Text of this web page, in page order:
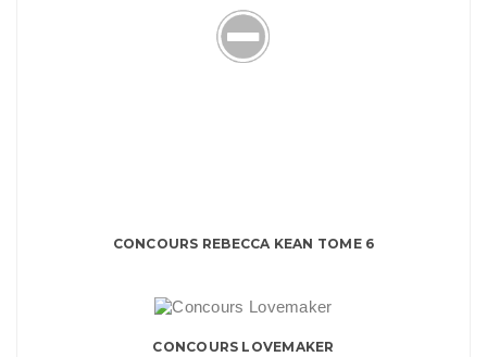
CONCOURS REBECCA KEAN TOME 6
CONCOURS LOVEMAKER